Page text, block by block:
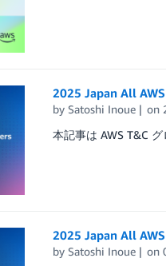
2025 Japan All
by Satoshi Inoue on
本記事は AWS T&C
2025 Japan All
by Satoshi Inoue on